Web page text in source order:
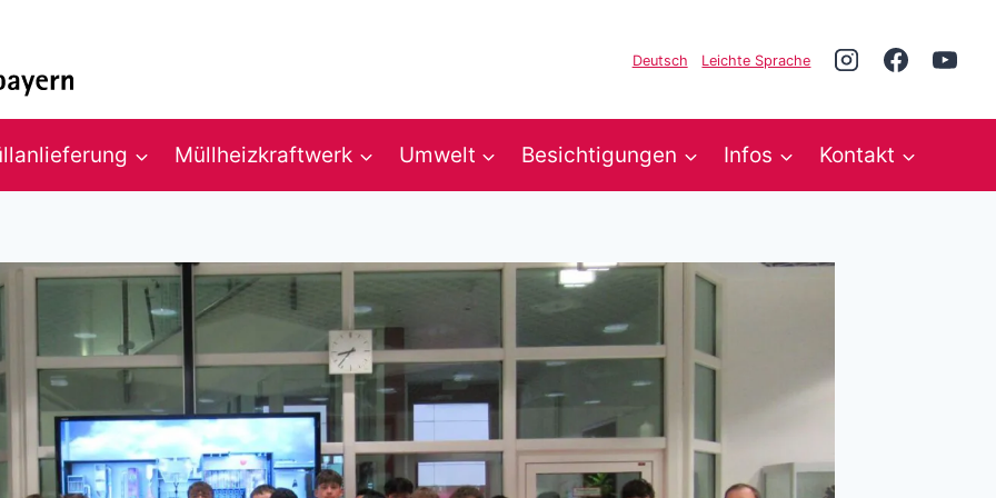
Deutsch Leichte Sprache
Müllheizkraftwerk Umwelt Besichtigungen Infos Kontakt